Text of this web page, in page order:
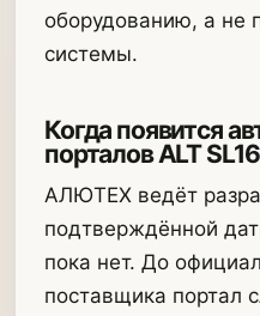
оборудованию, а не
системы.
Когда появится
порталов ALT
АЛЮТЕХ ведёт
подтверждённой
пока нет. До
поставщика портал